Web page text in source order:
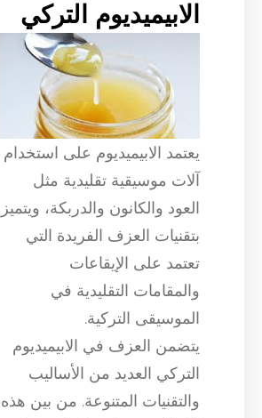
الابيميديوم التركي
يعتمد الابيميديوم على استخدام
آلات موسيقية تقليدية مثل
العود والكانون والدربكة، ويتميز
بتقنيات العزف الفريدة التي
تعتمد على الإيقاعات
والمقامات التقليدية في
الموسيقى التركية.
يتضمن العزف في الابيميديوم
التركي العديد من الأساليب
والتقنيات المتنوعة. من بين هذه